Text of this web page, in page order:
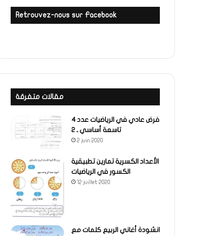
Retrouvez-nous sur Facebook
مقالات متفرقة
فرض عادي في الرياضيات عدد 4
تاسعة أساسي ـ 2
2 juin 2020
الأعداد الكسرية تمارين تطبيقية
الكسور في الرياضيات
12 juillet 2020
انشودة أغاني الربيع كلمات مع